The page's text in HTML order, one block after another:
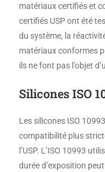
matériaux certifiés et
certifiés USP ont été
du système, la
matériaux conformes
ils ne font pas l’objet
Silicones ISO
Les silicones ISO
compatibilité plus
l’USP. L’ISO 10993
durée d’exposition